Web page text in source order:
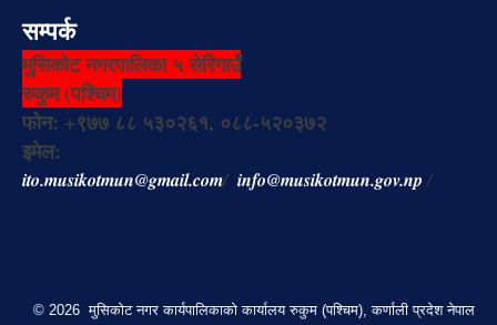
सम्पर्क
मुसिकोट नगरपालिका ५ सेरिगाउँ
रुकुम (पश्चिम)
फोन: +९७७ ८८ ५३०२६१, ०८८-५२०३७२
इमेल:
ito.musikotmun@gmail.com/ info@musikotmun.gov.np/
© 2026 मुसिकोट नगर कार्यपालिकाको कार्यालय रुकुम (पश्चिम), कर्णाली प्रदेश नेपाल